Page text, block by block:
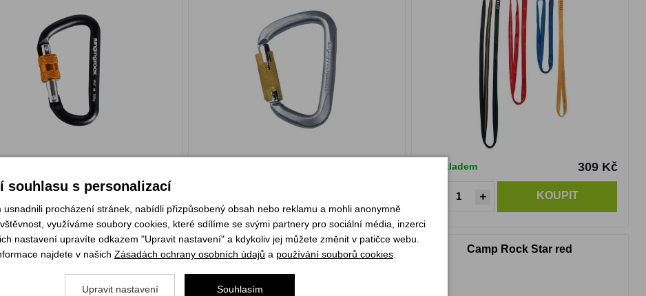
Skladem 309 Kč
KOUPIT
Laso 10 mm Singing Rock Technic vel. S Camp Rock Star red
souhlasu s personalizací
usnadnili procházení stránek, nabídli přizpůsobený obsah nebo reklamu a mohli anonymně
využíváme soubory cookies, které sdílíme se svými partnery pro sociální média, inzerci
nastavení upravíte odkazem "Upravit nastavení" a kdykoliv jej můžete změnit v patičce webu.
najdete v našich Zásadách ochrany osobních údajů a používání souborů cookies
Upravit nastavení Souhlasím